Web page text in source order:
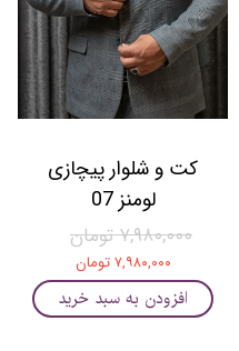
کت و شلوار پیچازی
لومنز 07
۷,۹۸۰,۰۰۰ تومان
۷,۹۸۰,۰۰۰ تومان
افزودن به سبد خرید